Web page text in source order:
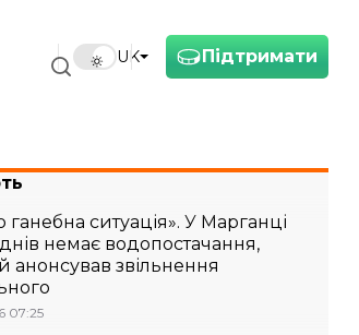
Підтримати
UK
ганебна ситуація». У Марганці
немає водопостачання,
анонсував звільнення
07:25